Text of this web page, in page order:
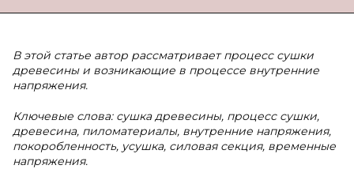
В этой статье автор рассматривает процесс сушки
древесины и возникающие в процессе внутренние
напряжения.
Ключевые слова: сушка древесины, процесс сушки,
древесина, пиломатериалы, внутренние напряжения,
покоробленность, усушка, силовая секция, временные
напряжения.